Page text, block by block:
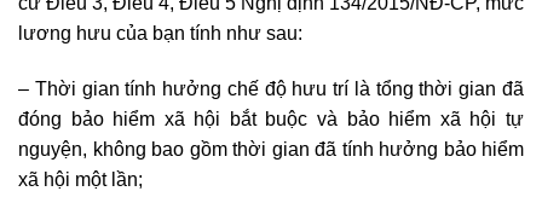
lương hưu của bạn tính như sau:
– Thời gian tính hưởng chế độ hưu trí là tổng thời gian đã
đóng bảo hiểm xã hội bắt buộc và bảo hiểm xã hội tự
nguyện, không bao gồm thời gian đã tính hưởng bảo hiểm
xã hội một lần;